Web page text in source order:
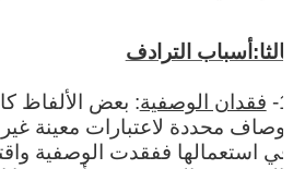
ثالثا:أسباب الترادف
1- فقدان الوصفية: بعض الألفاظ
أوصاف محددة لاعتبارات معينة
في استعمالها ففقدت الوصفية